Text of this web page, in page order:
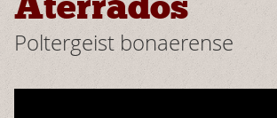
Poltergeist bonaerense